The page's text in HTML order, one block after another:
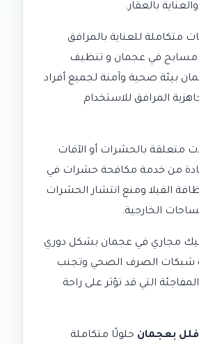
بالعقار.
متكاملة للعناية بالمرافق
في عجمان و تنظيف
بيئة صحية وآمنة لجميع أفراد
المرافق للاستخدام
متعلقة بالحشرات أو الآفات
من خدمة مكافحة حشرات في
الفيلا ومنع انتشار الحشرات
الخارجية.
مجاري في عجمان بشكل دوري
شبكات الصرف الصحي وتجنب
التي قد تؤثر على راحة
بعجمان حلولًا متكاملة